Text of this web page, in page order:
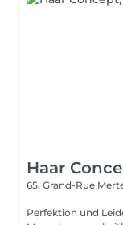
Haar
65, Grand-Rue
Perfektion und Leidenschaft Unsere